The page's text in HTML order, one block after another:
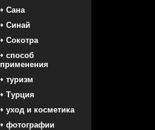
Сана
Синай
Сокотра
способ
применения
туризм
Турция
уход и косметика
фотографии